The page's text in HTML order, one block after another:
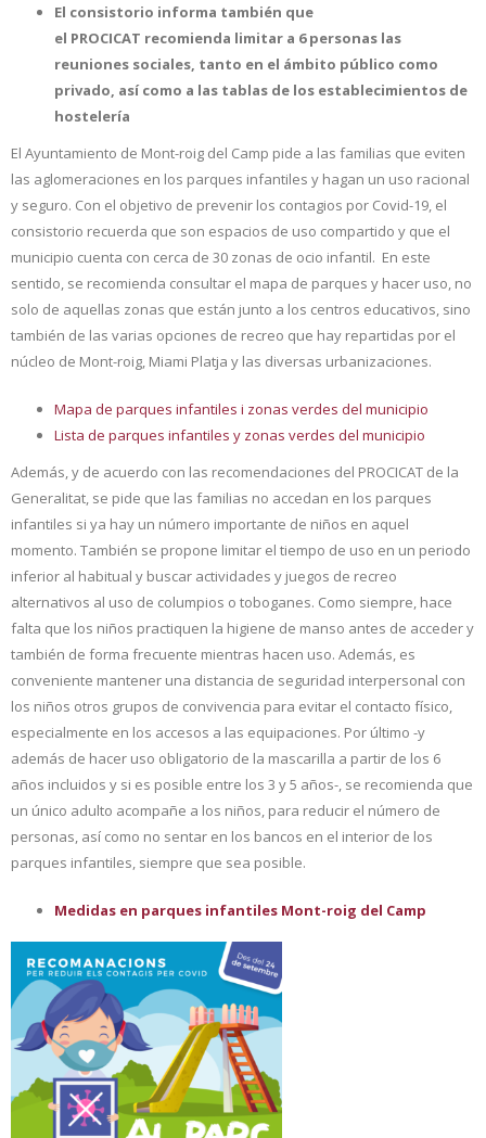
El consistorio informa también que
el PROCICAT recomienda limitar a 6 personas las
reuniones sociales, tanto en el ámbito público como
privado, así como a las tablas de los establecimientos de
hostelería
El Ayuntamiento de Mont-roig del Camp pide a las familias que eviten
las aglomeraciones en los parques infantiles y hagan un uso racional
y seguro. Con el objetivo de prevenir los contagios por Covid-19, el
consistorio recuerda que son espacios de uso compartido y que el
municipio cuenta con cerca de 30 zonas de ocio infantil. En este
sentido, se recomienda consultar el mapa de parques y hacer uso, no
solo de aquellas zonas que están junto a los centros educativos, sino
también de las varias opciones de recreo que hay repartidas por el
núcleo de Mont-roig, Miami Platja y las diversas urbanizaciones.
Mapa de parques infantiles i zonas verdes del municipio
Lista de parques infantiles y zonas verdes del municipio
Además, y de acuerdo con las recomendaciones del PROCICAT de la
Generalitat, se pide que las familias no accedan en los parques
infantiles si ya hay un número importante de niños en aquel
momento. También se propone limitar el tiempo de uso en un periodo
inferior al habitual y buscar actividades y juegos de recreo
alternativos al uso de columpios o toboganes. Como siempre, hace
falta que los niños practiquen la higiene de manso antes de acceder y
también de forma frecuente mientras hacen uso. Además, es
conveniente mantener una distancia de seguridad interpersonal con
los niños otros grupos de convivencia para evitar el contacto físico,
especialmente en los accesos a las equipaciones. Por último -y
además de hacer uso obligatorio de la mascarilla a partir de los 6
años incluidos y si es posible entre los 3 y 5 años-, se recomienda que
un único adulto acompañe a los niños, para reducir el número de
personas, así como no sentar en los bancos en el interior de los
parques infantiles, siempre que sea posible.
Medidas en parques infantiles Mont-roig del Camp